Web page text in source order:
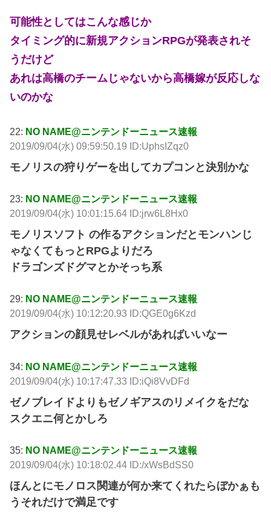
可能性としてはこんな感じか
タイミング的に新規アクションRPGが発表されそ
うだけど
あれは高橋のチームじゃないから高橋嫁が反応しな
いのかな
22: NO NAME@ニンテンドーニュース速報
2019/09/04(水) 09:59:50.19 ID:UphsIZqz0
モノリスの狩りゲーを出してカプコンと決別かな
23: NO NAME@ニンテンドーニュース速報
2019/09/04(水) 10:01:15.64 ID:jrw6L8Hx0
モノリスソフト の作るアクションだとモンハンじ
ゃなくてもっとRPGよりだろ
ドラゴンズドグマとかそっち系
29: NO NAME@ニンテンドーニュース速報
2019/09/04(水) 10:12:20.93 ID:QGE0g6Kzd
アクションの顔見せレベルがあればいいなー
34: NO NAME@ニンテンドーニュース速報
2019/09/04(水) 10:17:47.33 ID:iQi8VvDFd
ゼノブレイドよりもゼノギアスのリメイクをだな
スクエニ何とかしろ
35: NO NAME@ニンテンドーニュース速報
2019/09/04(水) 10:18:02.44 ID:/xWsBdSS0
ほんとにモノロス関連が何か来てくれたらぼかぁも
うそれだけで満足です